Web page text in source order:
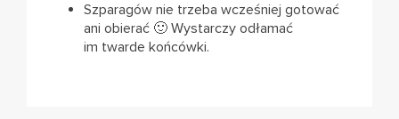
Szparagów nie trzeba wcześniej gotować
ani obierać 🙂 Wystarczy odłamać
im twarde końcówki.